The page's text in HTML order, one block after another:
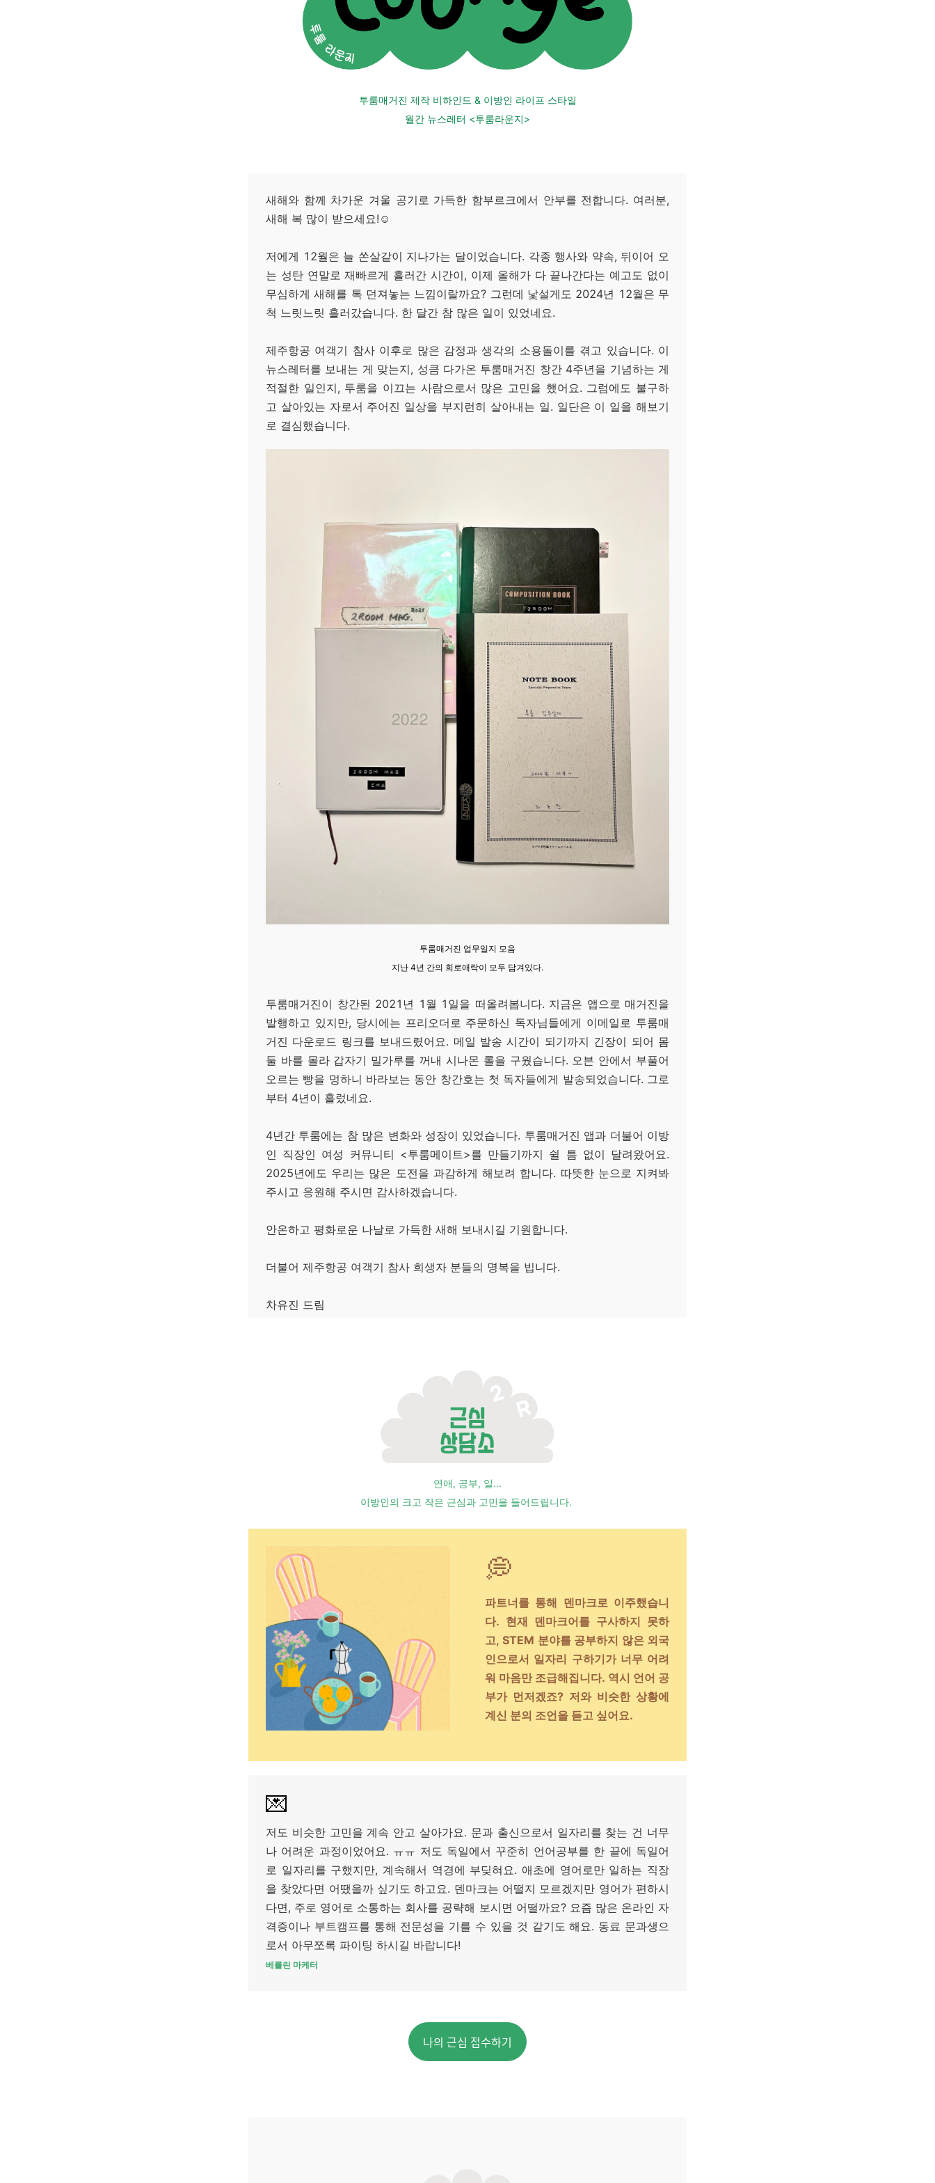
투룸매거진 제작 비하인드 & 이방인 라이프 스타일
월간 뉴스레터 <투룸라운지>
새해와 함께 차가운 겨울 공기로 가득한 함부르크에서 안부를 전합니다. 여러분,
새해 복 많이 받으세요!☺️
저에게 12월은 늘 쏜살같이 지나가는 달이었습니다. 각종 행사와 약속, 뒤이어 오
는 성탄 연말로 재빠르게 흘러간 시간이, 이제 올해가 다 끝나간다는 예고도 없이
무심하게 새해를 톡 던져놓는 느낌이랄까요? 그런데 낯설게도 2024년 12월은 무
척 느릿느릿 흘러갔습니다. 한 달간 참 많은 일이 있었네요.
제주항공 여객기 참사 이후로 많은 감정과 생각의 소용돌이를 겪고 있습니다. 이
뉴스레터를 보내는 게 맞는지, 성큼 다가온 투룸매거진 창간 4주년을 기념하는 게
적절한 일인지, 투룸을 이끄는 사람으로서 많은 고민을 했어요. 그럼에도 불구하
고 살아있는 자로서 주어진 일상을 부지런히 살아내는 일. 일단은 이 일을 해보기
로 결심했습니다.
투룸매거진 업무일지 모음
지난 4년 간의 희로애락이 모두 담겨있다.
투룸매거진이 창간된 2021년 1월 1일을 떠올려봅니다. 지금은 앱으로 매거진을
발행하고 있지만, 당시에는 프리오더로 주문하신 독자님들에게 이메일로 투룸매
거진 다운로드 링크를 보내드렸어요. 메일 발송 시간이 되기까지 긴장이 되어 몸
둘 바를 몰라 갑자기 밀가루를 꺼내 시나몬 롤을 구웠습니다. 오븐 안에서 부풀어
오르는 빵을 멍하니 바라보는 동안 창간호는 첫 독자들에게 발송되었습니다. 그로
부터 4년이 흘렀네요.
4년간 투룸에는 참 많은 변화와 성장이 있었습니다. 투룸매거진 앱과 더불어 이방
인 직장인 여성 커뮤니티 <투룸메이트>를 만들기까지 쉴 틈 없이 달려왔어요.
2025년에도 우리는 많은 도전을 과감하게 해보려 합니다. 따뜻한 눈으로 지켜봐
주시고 응원해 주시면 감사하겠습니다.
안온하고 평화로운 나날로 가득한 새해 보내시길 기원합니다.
더불어 제주항공 여객기 참사 희생자 분들의 명복을 빕니다.
차유진 드림
연애, 공부, 일...
이방인의 크고 작은 근심과 고민을 들어드립니다.
💭
파트너를 통해 덴마크로 이주했습니
다. 현재 덴마크어를 구사하지 못하
고, STEM 분야를 공부하지 않은 외국
인으로서 일자리 구하기가 너무 어려
워 마음만 조급해집니다. 역시 언어 공
부가 먼저겠죠? 저와 비슷한 상황에
계신 분의 조언을 듣고 싶어요.
💌
저도 비슷한 고민을 계속 안고 살아가요. 문과 출신으로서 일자리를 찾는 건 너무
나 어려운 과정이었어요. ㅠㅠ 저도 독일에서 꾸준히 언어공부를 한 끝에 독일어
로 일자리를 구했지만, 계속해서 역경에 부딪혀요. 애초에 영어로만 일하는 직장
을 찾았다면 어땠을까 싶기도 하고요. 덴마크는 어떨지 모르겠지만 영어가 편하시
다면, 주로 영어로 소통하는 회사를 공략해 보시면 어떨까요? 요즘 많은 온라인 자
격증이나 부트캠프를 통해 전문성을 기를 수 있을 것 같기도 해요. 동료 문과생으
로서 아무쪼록 파이팅 하시길 바랍니다!
베를린 마케터
나의 근심 접수하기